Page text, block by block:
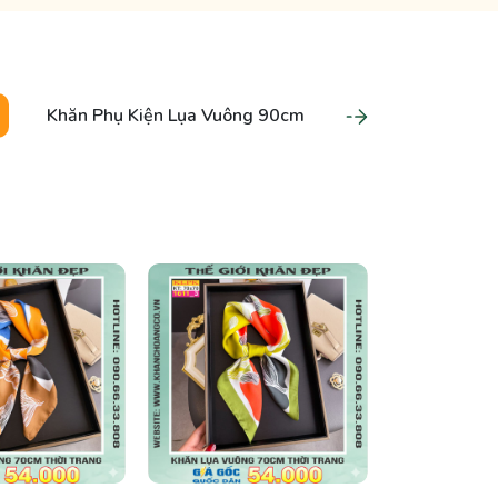
Khăn Phụ Kiện Lụa Vuông 90cm Khăn Phụ Kiện